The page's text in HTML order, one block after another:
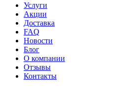
Услуги
Акции
Доставка
FAQ
Новости
Блог
О компании
Отзывы
Контакты